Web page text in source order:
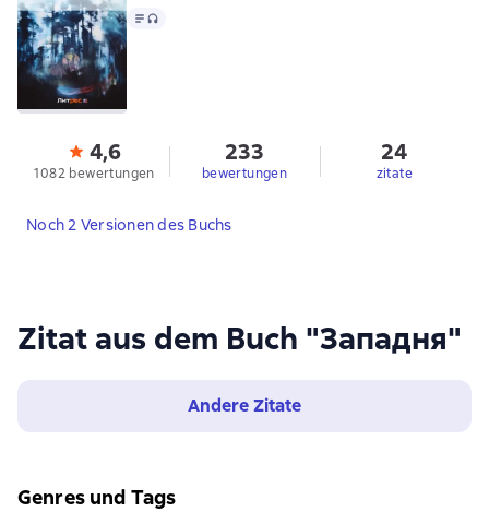
Zitat aus dem Buch "Западня"
Andere Zitate
Text, Audioformat verfügbar
4,6
1082 bewertungen
233
bewertungen
24
zitate
Noch 2 Versionen des Buchs
Genres und Tags